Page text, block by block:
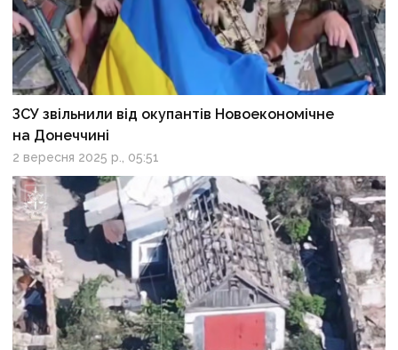
ЗСУ звільнили від окупантів Новоекономічне
на Донеччині
2 вересня 2025 р., 05:51